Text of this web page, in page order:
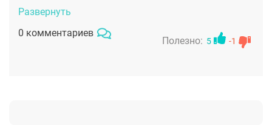
рекомендуемого рациона питания.
Развернуть
0 комментариев
Полезно: 5 -1